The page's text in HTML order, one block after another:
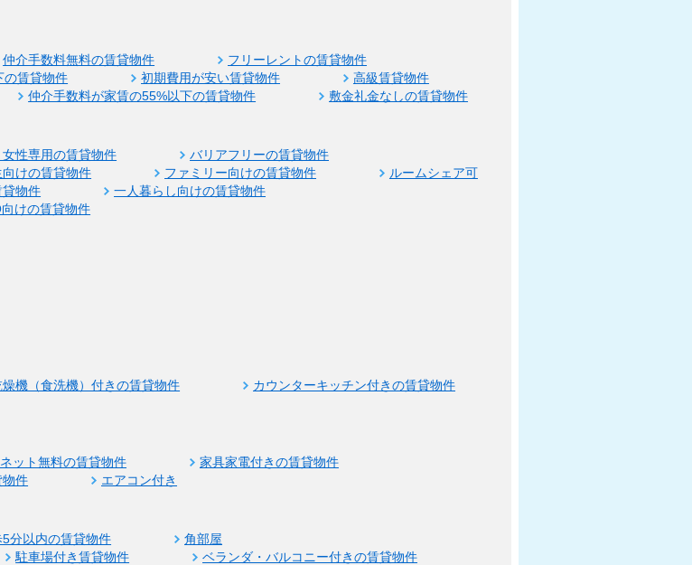
仲介手数料無料の賃貸物件
フリーレントの賃貸物件
の賃貸物件 初期費用が安い賃貸物件
高級賃貸物件
仲介手数料が家賃の55%以下の賃貸物件 敷金礼金なしの賃貸物件
性専用の賃貸物件
バリアフリーの賃貸物件
向けの賃貸物件 ファミリー向けの賃貸物件
ルームシェア可
物件
一人暮らし向けの賃貸物件
けの賃貸物件
機（食洗機）付きの賃貸物件
カウンターキッチン付きの賃貸物件
ット無料の賃貸物件
家具家電付きの賃貸物件
物件 エアコン付き
分以内の賃貸物件
角部屋
駐車場付き賃貸物件
ベランダ・バルコニー付きの賃貸物件